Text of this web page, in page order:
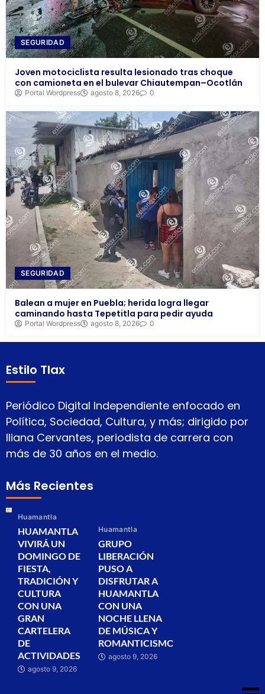
SEGURIDAD
Joven motociclista resulta lesionado tras choque
con camioneta en el bulevar Chiautempan–Ocotlán
Portal Wordpress agosto 8, 2026 0
SEGURIDAD
Balean a mujer en Puebla; herida logra llegar
caminando hasta Tepetitla para pedir ayuda
Portal Wordpress agosto 8, 2026 0
Estilo Tlax
Periódico Digital Independiente enfocado en
Política, Sociedad, Cultura, y más; dirigido por
Iliana Cervantes, periodista de carrera con
más de 30 años en el medio.
Más Recientes
Huamantla
HUAMANTLA
VIVIRÁ UN
DOMINGO DE
FIESTA,
TRADICIÓN Y
CULTURA
CON UNA
GRAN
CARTELERA
DE
ACTIVIDADES
agosto 9, 2026
Huamantla
GRUPO
LIBERACIÓN
PUSO A
DISFRUTAR A
HUAMANTLA
CON UNA
NOCHE LLENA
DE MÚSICA Y
ROMANTICISMO
agosto 9, 2026